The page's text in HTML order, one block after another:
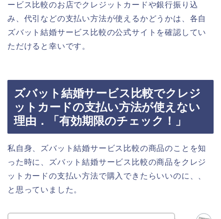
ービス比較のお店でクレジットカードや銀行振り込
み、代引などの支払い方法が使えるかどうかは、各自
ズバット結婚サービス比較の公式サイトを確認してい
ただけると幸いです。
ズバット結婚サービス比較でクレジ
ットカードの支払い方法が使えない
理由．「有効期限のチェック！」
私自身、ズバット結婚サービス比較の商品のことを知
った時に、ズバット結婚サービス比較の商品をクレジ
ットカードの支払い方法で購入できたらいいのに、、
と思っていました。